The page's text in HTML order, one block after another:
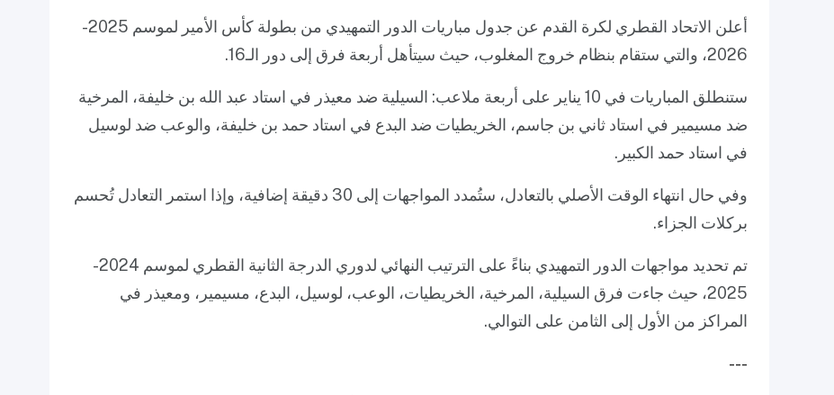
أعلن الاتحاد القطري لكرة القدم عن جدول مباريات الدور التمهيدي من بطولة كأس الأمير لموسم 2025-
2026، والتي ستقام بنظام خروج المغلوب، حيث سيتأهل أربعة فرق إلى دور الـ16.
ستنطلق المباريات في 10 يناير على أربعة ملاعب: السيلية ضد معيذر في استاد عبد الله بن خليفة، المرخية
ضد مسيمير في استاد ثاني بن جاسم، الخريطيات ضد البدع في استاد حمد بن خليفة، والوعب ضد لوسيل
في استاد حمد الكبير.
وفي حال انتهاء الوقت الأصلي بالتعادل، ستُمدد المواجهات إلى 30 دقيقة إضافية، وإذا استمر التعادل تُحسم
بركلات الجزاء.
تم تحديد مواجهات الدور التمهيدي بناءً على الترتيب النهائي لدوري الدرجة الثانية القطري لموسم 2024-
2025، حيث جاءت فرق السيلية، المرخية، الخريطيات، الوعب، لوسيل، البدع، مسيمير، ومعيذر في
المراكز من الأول إلى الثامن على التوالي.
---